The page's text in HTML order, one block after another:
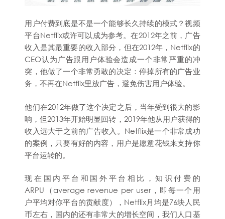
用户付费到底是不是一个能够长久持续的模式？视频
平台Netflix或许可以成为参考。在2012年之前，广告
收入是其最重要的收入部分，但在2012年，Netflix的
CEO认为广告跟用户体验会造成一个非常严重的冲
突，他做了一个非常勇敢的决定：停掉所有的广告业
务，不再在Netflix里放广告，避免伤害用户体验。
他们在2012年做了这个决定之后，当年受到很大的影
响，但2013年开始明显回转，2019年他从用户获得的
收入远大于之前的广告收入。Netflix是一个非常成功
的案例，只要有好的内容，用户是愿意花钱来支持你
平台运转的。
现在国内平台和国外平台相比，知识付费的
ARPU（average revenue per user，即每一个用
户平均对你平台的贡献度），Netflix月均是76块人民
币左右，国内的还有非常大的增长空间，我们人口基